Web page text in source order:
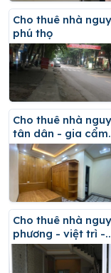
Cho thuê nhà nguyên căn tại đường minh lang - việt trì -
phú thọ
Cho thuê nhà nguyên căn tại đường nguyễn tất thành -
tân dân - gia
Cho thuê nhà nguyên căn tại đường nguyệt cừ - minh
phương - việt trì -